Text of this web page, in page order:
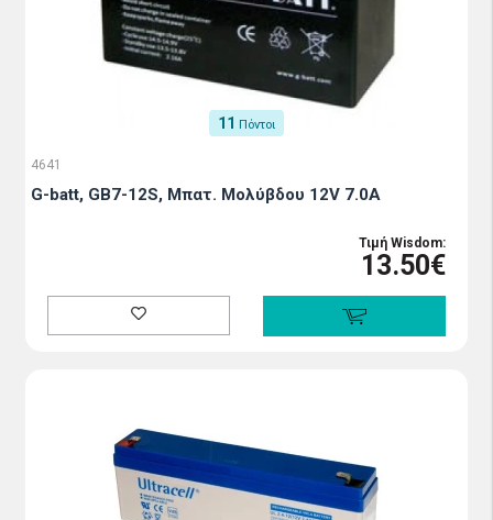
11 Πόντοι
4641
G-batt, GB7-12S, Μπατ. Μολύβδου 12V 7.0Α
Τιμή Wisdom:
13.50€